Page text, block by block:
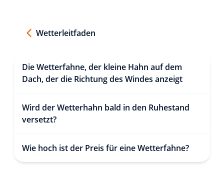
Wetterleitfaden
Die Wetterfahne, der kleine Hahn auf dem
Dach, der die Richtung des Windes anzeigt
Wird der Wetterhahn bald in den Ruhestand
versetzt?
Wie hoch ist der Preis für eine Wetterfahne?